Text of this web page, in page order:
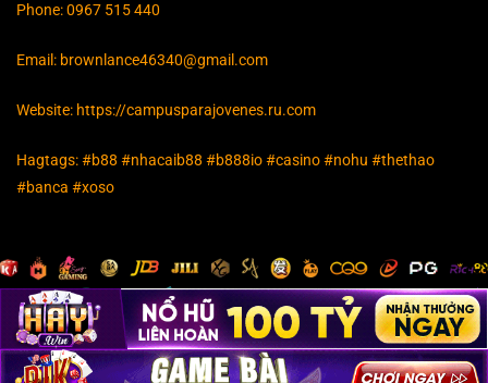
Phone: 0967 515 440
Email: brownlance46340@gmail.com
Website: https://campusparajovenes.ru.com
Hagtags: #b88 #nhacaib88 #b888io #casino #nohu #thethao
#banca #xoso